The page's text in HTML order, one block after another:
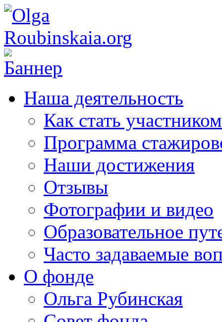
Наша деятельность
Как стать участником
Программа
Наши достижения
Отзывы
Фотографии и видео
Образовательное
Часто задаваемые
О фонде
Ольга Рубинская